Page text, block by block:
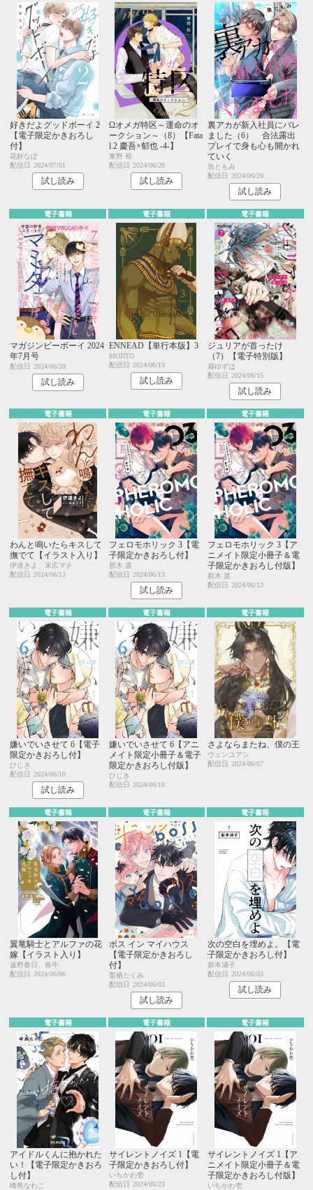
好きだよグッドボーイ 2
【電子限定かきおろし
付】
花好なぽ
配信日
2024/07/01
試し読み
Ωオメガ特区～運命のオ
ークション～（8）【Fata
l.2 慶吾×郁也 -4-】
東野 裕
配信日
2024/06/20
試し読み
裏アカが新入社員にバレ
ました（6） 合法露出
プレイで身も心も開かれ
ていく
魚ともみ
配信日
2024/06/20
試し読み
電子書籍
マガジンビーボーイ 2024
年7月号
配信日 2024/06/20
試し読み
電子書籍
ENNEAD【単行本版】3
MOJITO
配信日
2024/06/19
試し読み
電子書籍
ジュリアが首ったけ
（7）【電子特別版】
扇ゆずは
配信日
2024/06/15
試し読み
電子書籍
わんと鳴いたらキスして
撫でて【イラスト入り】
伊達きよ、末広マチ
配信日 2024/06/13
電子書籍
フェロモホリック 3【電
子限定かきおろし付】
那木 渡
配信日 2024/06/13
試し読み
電子書籍
フェロモホリック 3【ア
ニメイト限定小冊子＆電
子限定かきおろし付版】
那木 渡
配信日 2024/06/13
電子書籍
嫌いでいさせて 6【電子
限定かきおろし付】
ひじき
配信日
2024/06/10
試し読み
電子書籍
嫌いでいさせて 6【アニ
メイト限定小冊子＆電子
限定かきおろし付版】
ひじき
配信日
2024/06/10
電子書籍
さよならまたね、僕の王
ウェンユアン
配信日
2024/06/07
電子書籍
翼竜騎士とアルファの花
嫁【イラスト入り】
遠野春日、春牛
配信日
2024/06/06
電子書籍
ボス イン マイハウス
【電子限定かきおろし
付】
栗栖たくみ
配信日
2024/06/03
試し読み
電子書籍
次の空白を埋めよ。【電
子限定かきおろし付】
新本浦子
配信日
2024/06/03
試し読み
電子書籍
アイドルくんに抱かれた
い！【電子限定かきおろ
し付】
峰島なわこ
電子書籍
サイレントノイズ 1【電
子限定かきおろし付】
いちかわ壱
配信日
2024/05/23
電子書籍
サイレントノイズ 1【ア
ニメイト限定小冊子＆電
子限定かきおろし付版】
いちかわ壱